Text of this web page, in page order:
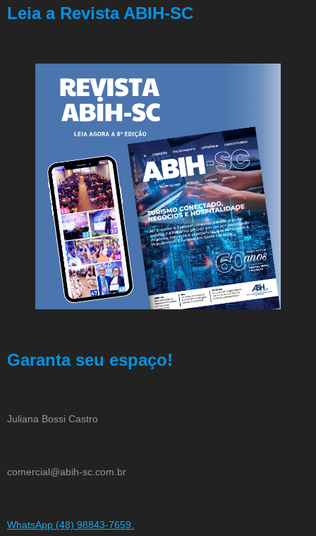
Leia a Revista ABIH-SC
Garanta seu espaço!
Juliana Bossi Castro
comercial@abih-sc.com.br
WhatsApp (48) 98843-7659.